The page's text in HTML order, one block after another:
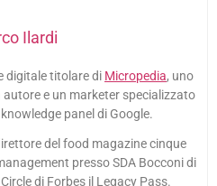
Ilardi
digitale titolare di Micropedia, uno
e un marketer specializzato
panel di Google.
del food magazine cinque
presso SDA Bocconi di
di Forbes il Legacy Pass.